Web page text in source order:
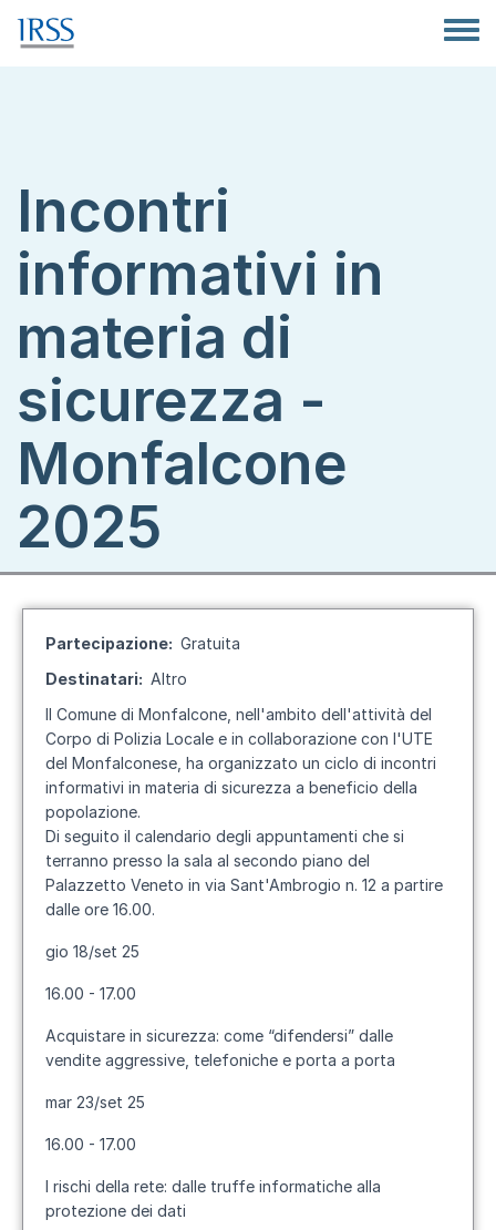
Incontri
informativi in
materia di
sicurezza -
Monfalcone
2025
Partecipazione
Gratuita
Destinatari
Altro
Il Comune di Monfalcone, nell'ambito dell'attività del
Corpo di Polizia Locale e in collaborazione con l'UTE
del Monfalconese, ha organizzato un ciclo di incontri
informativi in materia di sicurezza a beneficio della
popolazione.
Di seguito il calendario degli appuntamenti che si
terranno presso la sala al secondo piano del
Palazzetto Veneto in via Sant'Ambrogio n. 12 a partire
dalle ore 16.00.
gio 18/set 25
16.00 - 17.00
Acquistare in sicurezza: come “difendersi” dalle
vendite aggressive, telefoniche e porta a porta
mar 23/set 25
16.00 - 17.00
I rischi della rete: dalle truffe informatiche alla
protezione dei dati